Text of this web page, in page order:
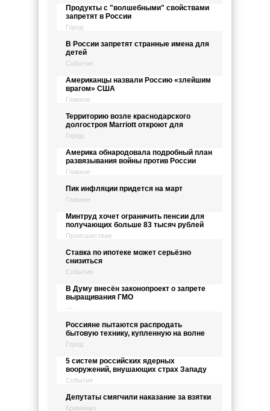
Продукты с "волшебными" свойствами
запретят в России
Город
В России запретят странные имена для
детей
События
Американцы назвали Россию «злейшим
врагом» США
Главное
Территорию возле краснодарского
долгостроя Marriott откроют для
Город
Америка обнародовала подробный план
развязывания войны против России
Главное
Пик инфляции придется на март
Главное
Минтруд хочет ограничить пенсии для
получающих больше 83 тысяч рублей
Происшествия
Ставка по ипотеке может серьёзно
снизиться
События
В Думу внесён законопроект о запрете
выращивания ГМО
---
Россияне пытаются распродать
бытовую технику, купленную на волне
Город
5 систем российских ядерных
вооружений, внушающих страх Западу
События
Депутаты смягчили наказание за взятки
Криминал